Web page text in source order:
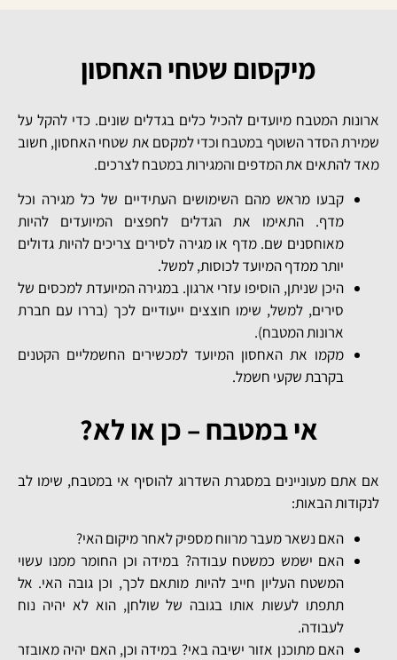
מיקסום שטחי האחסון
ארונות המטבח מיועדים להכיל כלים בגדלים שונים. כדי להקל על
שמירת הסדר השוטף במטבח וכדי למקסם את שטחי האחסון, חשוב
מאד להתאים את המדפים והמגירות במטבח לצרכים.
קבעו מראש מהם השימושים העתידיים של כל מגירה וכל
מדף. התאימו את הגדלים לחפצים המיועדים להיות
מאוחסנים שם. מדף או מגירה לסירים צריכים להיות גדולים
יותר ממדף המיועד לכוסות, למשל.
היכן שניתן, הוסיפו עזרי ארגון. במגירה המיועדת למכסים של
סירים, למשל, שימו חוצצים ייעודיים לכך (בררו עם חברת
ארונות המטבח).
מקמו את האחסון המיועד למכשירים החשמליים הקטנים
בקרבת שקעי חשמל.
אי במטבח – כן או לא?
אם אתם מעוניינים במסגרת השדרוג להוסיף אי במטבח, שימו לב
לנקודות הבאות:
האם נשאר מעבר מרווח מספיק לאחר מיקום האי?
האם ישמש כמשטח עבודה? במידה וכן החומר ממנו עשוי
המשטח העליון חייב להיות מותאם לכך, וכן גובה האי. אל
תתפתו לעשות אותו בגובה של שולחן, הוא לא יהיה נוח
לעבודה.
האם מתוכנן אזור ישיבה באי? במידה וכן, האם יהיה מאובזר